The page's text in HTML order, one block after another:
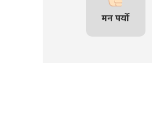
मन पर्यो